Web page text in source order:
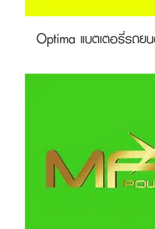
Optima แบตเตอรี่รถย